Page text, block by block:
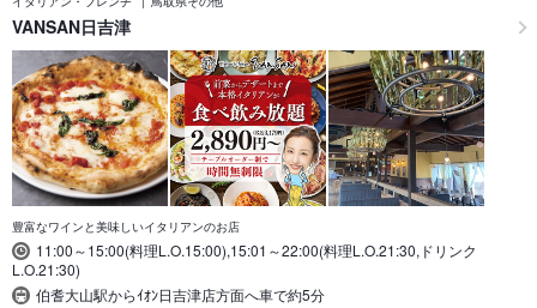
VANSAN日吉津
豊富なワインと美味しいイタリアンのお店
11:00～15:00(料理L.O.15:00),15:01～22:00(料理L.O.21:30,ドリンク
L.O.21:30)
伯耆大山駅からｲｵﾝ日吉津店方面へ車で約5分